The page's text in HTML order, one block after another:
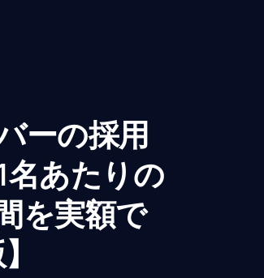
ーの採用
あたりの
を実額で